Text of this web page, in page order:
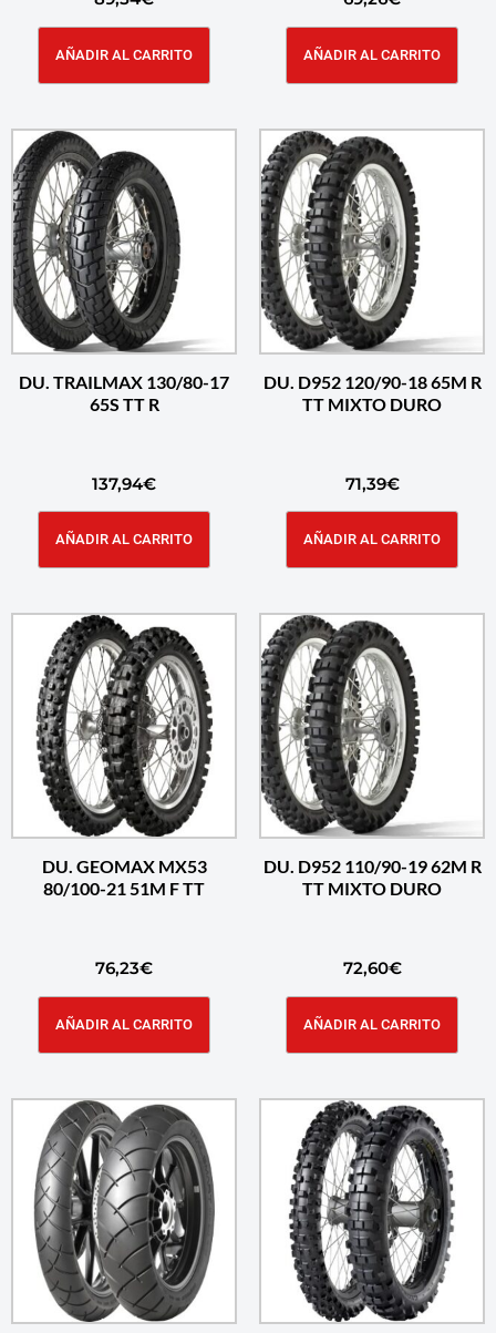
AÑADIR AL CARRITO AÑADIR AL CARRITO
DU. TRAILMAX 130/80-17
65S TT R
137,94€
AÑADIR AL CARRITO
DU. D952 120/90-18 65M R
TT MIXTO DURO
71,39€
AÑADIR AL CARRITO
DU. GEOMAX MX53
80/100-21 51M F TT
76,23€
AÑADIR AL CARRITO
DU. D952 110/90-19 62M R
TT MIXTO DURO
72,60€
AÑADIR AL CARRITO